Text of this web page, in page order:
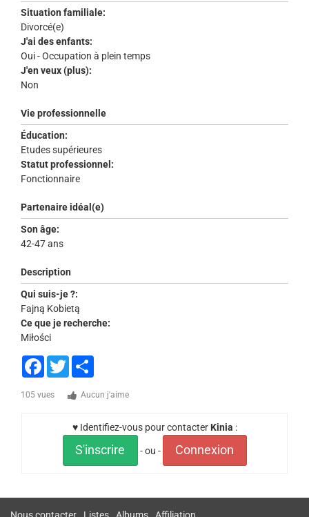
Situation familiale:
Divorcé(e)
J'ai des enfants:
Oui - Occupation à plein temps
J'en veux (plus):
Non
Vie professionnelle
Éducation:
Etudes supérieures
Statut professionnel:
Fonctionnaire
Partenaire idéal(e)
Son âge:
42-47 ans
Description
Qui suis-je ?:
Fajną Kobietą
Ce que je recherche:
Miłości
Facebook
Twitter
105 vues Aucun j'aime
♥ Identifiez-vous pour contacter Kinia :
S'inscrire - ou - Connexion